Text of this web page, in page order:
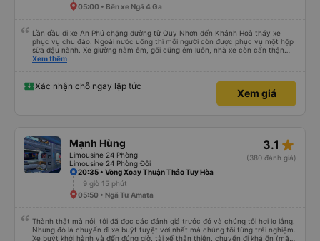
05:00 • Bến xe Ngã 4 Ga
Lần đầu đi xe An Phú chặng đường từ Quy Nhơn đến Khánh Hoà thấy xe
phục vụ chu đáo. Ngoài nước uống thì mỗi người còn được phục vụ một hộp
sữa đậu nành. Xe giường nằm êm, gối cũng êm luôn, nhà xe còn cẩn thận
treo thêm ở mỗi giường một cái giỏ nhỏ để đựng chai nước uống tránh rớt.
ngoài (với số tiền bỏ ra cho tuyến đường như vậy thì thấy rất tốt)
Xem thêm
Xác nhận chỗ ngay lập tức
Xem giá
Mạnh Hùng
Limousine 24 Phòng
Limousine 24 Phòng Đôi
3.1 star_rate
(380 đánh giá)
20:35 • Vòng Xoay Thuận Thảo Tuy Hòa
9 giờ 15 phút
05:50 • Ngã Tư Amata
Thành thật mà nói, tôi đã đọc các đánh giá trước đó và chúng tôi hơi lo lắng.
Nhưng đó là chuyến đi xe buýt tuyệt vời nhất mà chúng tôi từng trải nghiệm.
Xe buýt khởi hành và đến đúng giờ, tài xế thân thiện, chuyến đi khá ổn (mặc